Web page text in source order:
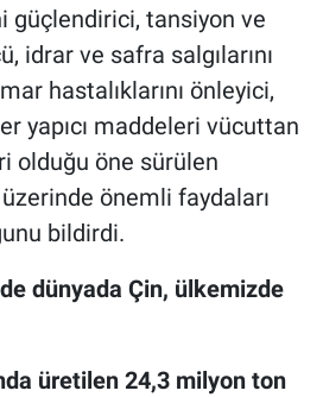
güçlendirici, tansiyon ve
idrar ve safra salgılarını
hastalıklarını önleyici,
yapıcı maddeleri vücuttan
olduğu öne sürülen
üzerinde önemli faydaları
bildirdi.
dünyada Çin, ülkemizde
üretilen 24,3 milyon ton